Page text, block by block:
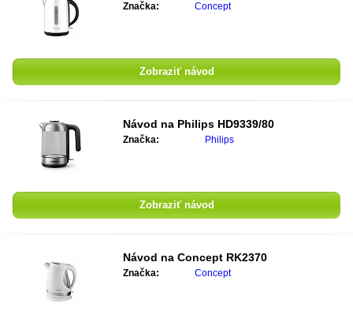
Značka: Concept
Zobraziť návod
Návod na Philips HD9339/80
Značka: Philips
Zobraziť návod
Návod na Concept RK2370
Značka: Concept